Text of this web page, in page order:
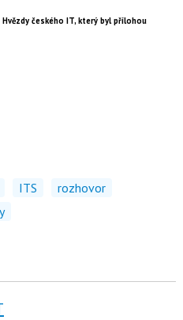
českého IT, který byl přílohou
ITS
rozhovor